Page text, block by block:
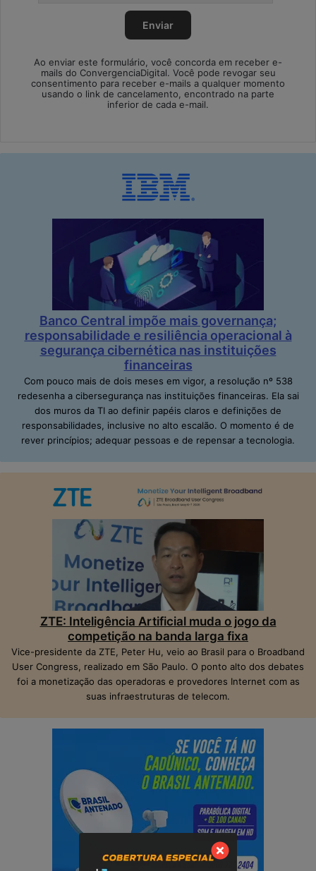
Ao enviar este formulário, você concorda em receber e-
mails do ConvergenciaDigital. Você pode revogar seu
consentimento para receber e-mails a qualquer momento
usando o link de cancelamento, encontrado na parte
inferior de cada e-mail.
Banco Central impõe mais governança;
responsabilidade e resiliência operacional à
segurança cibernética nas instituições
financeiras
Com pouco mais de dois meses em vigor, a resolução nº 538
redesenha a cibersegurança nas instituições financeiras. Ela sai
dos muros da TI ao definir papéis claros e definições de
responsabilidades, inclusive no alto escalão. O momento é de
rever princípios; adequar pessoas e de repensar a tecnologia.
ZTE: Inteligência Artificial muda o jogo da
competição na banda larga fixa
Vice-presidente da ZTE, Peter Hu, veio ao Brasil para o Broadband
User Congress, realizado em São Paulo. O ponto alto dos debates
foi a monetização das operadoras e provedores Internet com as
suas infraestruturas de telecom.